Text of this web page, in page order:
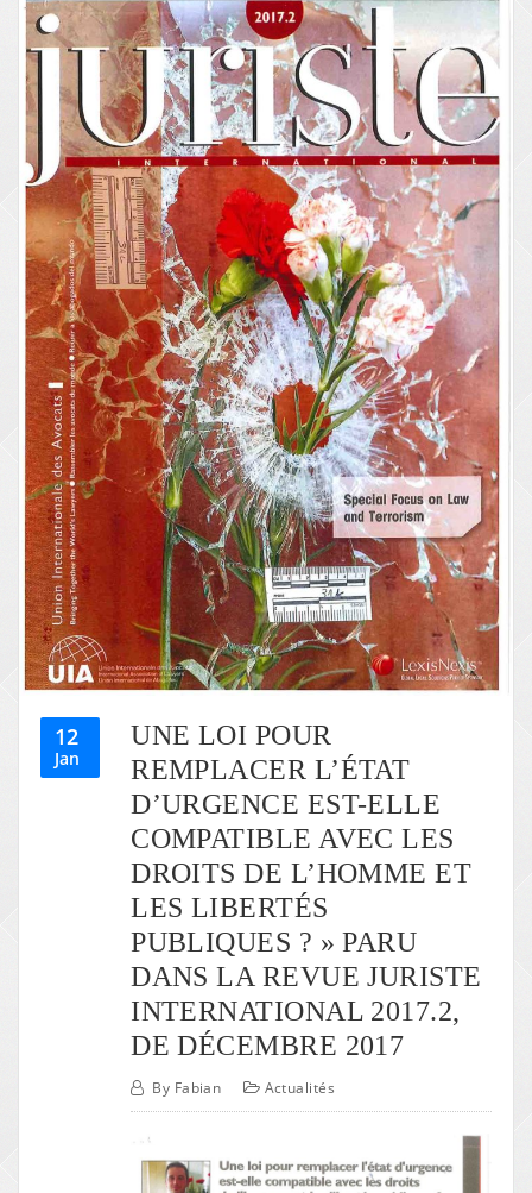
12
Jan
UNE LOI POUR
REMPLACER L’ÉTAT
D’URGENCE EST-ELLE
COMPATIBLE AVEC LES
DROITS DE L’HOMME ET
LES LIBERTÉS
PUBLIQUES ? » PARU
DANS LA REVUE JURISTE
INTERNATIONAL 2017.2,
DE DÉCEMBRE 2017
By Fabian Actualités